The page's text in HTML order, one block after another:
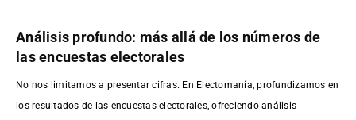
Análisis profundo: más allá de los números de
las encuestas electorales
No nos limitamos a presentar cifras. En Electomanía, profundizamos en
los resultados de las encuestas electorales, ofreciendo análisis